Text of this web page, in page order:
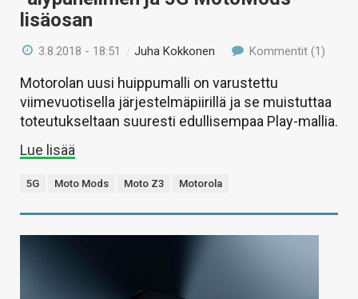
lisäosan
3.8.2018 - 18:51 /Juha Kokkonen Kommentit (1)
Motorolan uusi huippumalli on varustettu
viimevuotisella järjestelmäpiirillä ja se muistuttaa
toteutukseltaan suuresti edullisempaa Play-mallia.
Lue lisää
5G Moto Mods Moto Z3 Motorola